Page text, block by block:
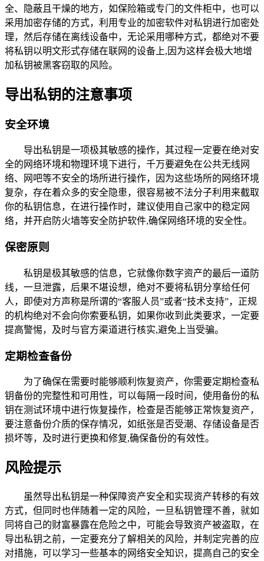
全、隐蔽且干燥的地方，如保险箱或专门的文件柜中，也可以
采用加密存储的方式，利用专业的加密软件对私钥进行加密处
理，然后存储在离线设备中，无论采用哪种方式，都绝对不要
将私钥以明文形式存储在联网的设备上,因为这样会极大地增
加私钥被黑客窃取的风险。
导出私钥的注意事项
安全环境
导出私钥是一项极其敏感的操作，其过程一定要在绝对安
全的网络环境和物理环境下进行，千万要避免在公共无线网
络、网吧等不安全的场所进行操作，因为这些场所的网络环境
复杂，存在着众多的安全隐患，很容易被不法分子利用来截取
你的私钥信息，在进行操作时，建议使用自己家中的稳定网
络，并开启防火墙等安全防护软件,确保网络环境的安全性。
保密原则
私钥是极其敏感的信息，它就像你数字资产的最后一道防
线，一旦泄露，后果不堪设想，绝对不要将私钥分享给任何
人，即使对方声称是所谓的“客服人员”或者“技术支持”，正规
的机构绝对不会向你索要私钥，如果你收到此类要求，一定要
提高警惕，及时与官方渠道进行核实,避免上当受骗。
定期检查备份
为了确保在需要时能够顺利恢复资产，你需要定期检查私
钥备份的完整性和可用性，可以每隔一段时间，使用备份的私
钥在测试环境中进行恢复操作，检查是否能够正常恢复资产，
要注意备份介质的保存情况，如纸张是否受潮、存储设备是否
损坏等，及时进行更换和修复,确保备份的有效性。
风险提示
虽然导出私钥是一种保障资产安全和实现资产转移的有效
方式，但同时也伴随着一定的风险，一旦私钥管理不善，就如
同将自己的财富暴露在危险之中，可能会导致资产被盗取，在
导出私钥之前，一定要充分了解相关的风险，并制定完善的应
对措施，可以学习一些基本的网络安全知识，提高自己的安全